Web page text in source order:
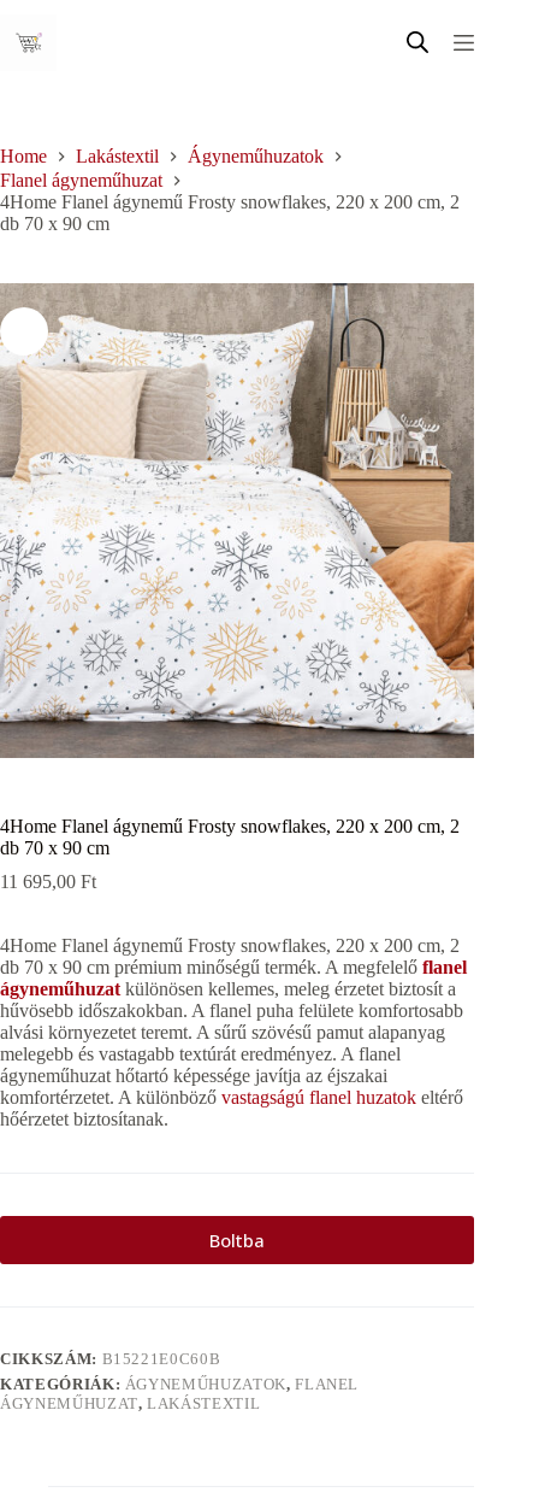
content
Home Lakástextil
Ágyneműhuzatok
Flanel ágyneműhuzat
4Home Flanel ágynemű Frosty snowflakes, 220 x 200 cm, 2
db 70 x 90 cm
4Home Flanel ágynemű Frosty snowflakes, 220 x 200 cm, 2
db 70 x 90 cm
11 695,00 Ft
4Home Flanel ágynemű Frosty snowflakes, 220 x 200 cm, 2
db 70 x 90 cm prémium minőségű termék. A megfelelő flanel
ágyneműhuzat különösen kellemes, meleg érzetet biztosít a
hűvösebb időszakokban. A flanel puha felülete komfortosabb
alvási környezetet teremt. A sűrű szövésű pamut alapanyag
melegebb és vastagabb textúrát eredményez. A flanel
ágyneműhuzat hőtartó képessége javítja az éjszakai
komfortérzetet. A különböző vastagságú flanel huzatok eltérő
hőérzetet biztosítanak.
Boltba
CIKKSZÁM: B15221E0C60B
KATEGÓRIÁK: ÁGYNEMŰHUZATOK,FLANEL
ÁGYNEMŰHUZAT,LAKÁSTEXTIL